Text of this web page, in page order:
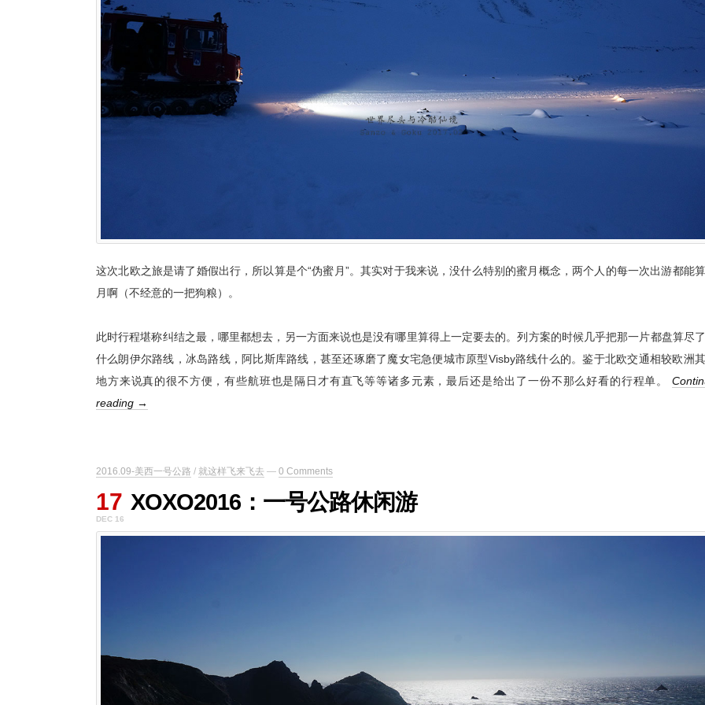
这次北欧之旅是请了婚假出行，所以算是个“伪蜜月”。其实对于我来说，没什么特别的蜜月概念，两个人的每一次出游都能
月啊（不经意的一把狗粮）。
此时行程堪称纠结之最，哪里都想去，另一方面来说也是没有哪里算得上一定要去的。列方案的时候几乎把那一片都盘算尽
什么朗伊尔路线，冰岛路线，阿比斯库路线，甚至还琢磨了魔女宅急便城市原型Visby路线什么的。鉴于北欧交通相较欧洲
地方来说真的很不方便，有些航班也是隔日才有直飞等等诸多元素，最后还是给出了一份不那么好看的行程单。
reading →
2016.09-美西一号公路 / 就这样飞来飞去 — 0 Comments
17
DEC 16
XOXO2016：一号公路休闲游